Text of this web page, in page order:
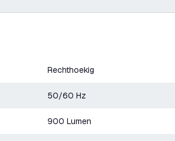
Rechthoekig
50/60 Hz
900 Lumen